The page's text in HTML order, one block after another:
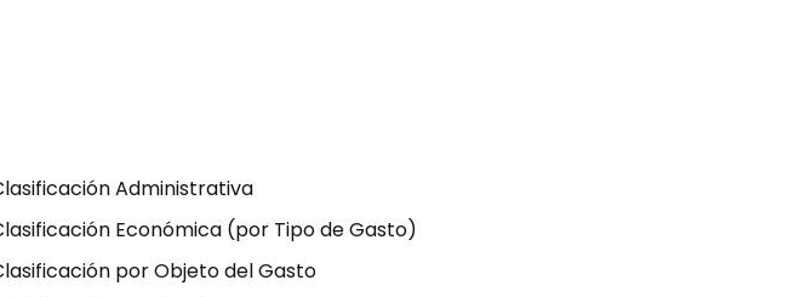
Administrativa
Económica (por Tipo de Gasto)
por Objeto del Gasto